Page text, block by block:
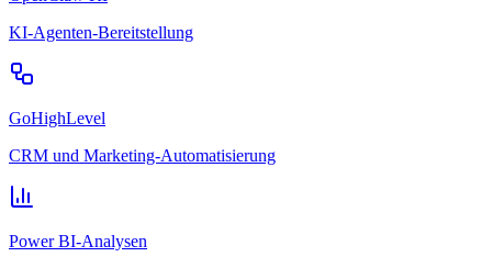
KI-Agenten-Bereitstellung
GoHighLevel
CRM und Marketing-Automatisierung
Power BI-Analysen